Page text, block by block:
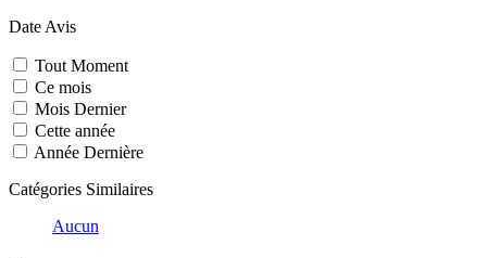
Date Avis
Tout Moment
Ce mois
Mois Dernier
Cette année
Année Dernière
Catégories Similaires
Aucun